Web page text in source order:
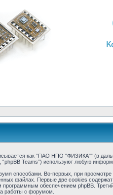
как “ПАО НПО "ФИЗИКА"” (в
“phpBB Teams”) используют любую
способами. Во-первых, при
файлах. Первые две cookies
программным обеспечением phpBB.
работы с форумом.